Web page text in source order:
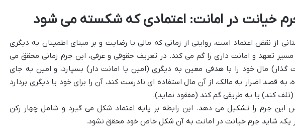
خیانت در امانت: اعتمادی که شکسته می شود
از نقض اعتماد است، روایتی از زمانی که مالی با رضایت و بر مبنای اطمینان به دیگری
مسیر تعهد و امانت داری را گم می کند. در تعریف حقوقی و عرفی، این جرم زمانی محقق می
مال خود را با هدفی معین به دیگری (امین یا امانت دار) بسپارد، و امین به جای
قصد اضرار به مالک، از آن مال استفاده ای نادرست کند، آن را برای خود یا دیگری بردارد
کند) یا به طریقی گم کند (مفقود نماید).
این جرم را تشکیل می دهد. این رابطه بر پایه اعتماد شکل می گیرد و شامل چهار رکن
یک، شاید جرم خیانت در امانت به آن شکل خاص خود محقق نشود.